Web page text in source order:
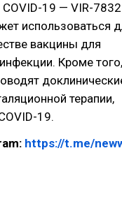
COVID-19 — VIR-
использоваться
вакцины для
Кроме того,
терапии,
19.
https://t.me/